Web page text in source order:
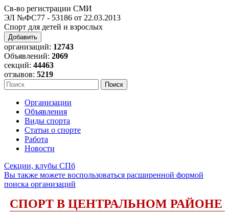
Св-во регистрации СМИ
ЭЛ №ФС77 - 53186 от 22.03.2013
Спорт для детей и взрослых
Добавить
организаций: 12743
Объявлений: 2069
секций: 44463
отзывов: 5219
Организации
Объявления
Виды спорта
Статьи о спорте
Работа
Новости
Секции, клубы СПб
Вы также можете воспользоваться расширенной формой
поиска организаций
СПОРТ В ЦЕНТРАЛЬНОМ РАЙОНЕ